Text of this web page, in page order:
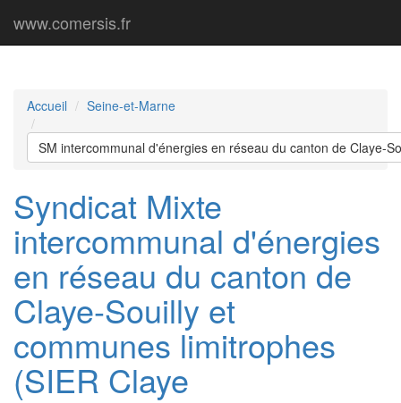
www.comersis.fr
Accueil Seine-et-Marne
SM intercommunal d'énergies en réseau du canton de Claye-
Syndicat Mixte
intercommunal d'énergies
en réseau du canton de
Claye-Souilly et
communes limitrophes
(SIER Claye